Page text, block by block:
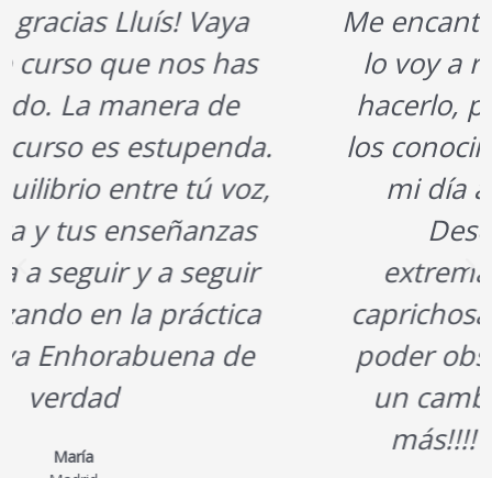
Me encanto el curso!!!! Creo que
lo voy a repetir. Siento que al
hacerlo, podré profundizar en
los conocimientos y en aplicar a
mi día a día lo aprendido.
Descubrí mi mente
extremadamente ruidosa,
caprichosa…… el solo hecho de
poder observarla ha generado
un cambio en mi. Voy a por
más!!!! Muchas gracias!!!!